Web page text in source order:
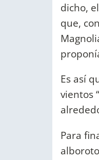
dicho,
que,
Es así
vientos
Para